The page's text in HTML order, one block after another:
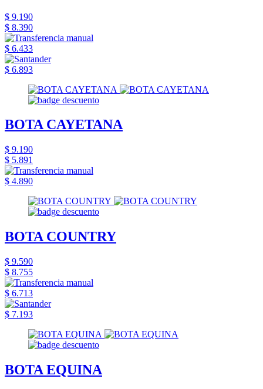
$ 9.190
$ 8.390
$ 6.433
$ 6.893
BOTA CAYETANA
$ 9.190
$ 5.891
$ 4.890
BOTA COUNTRY
$ 9.590
$ 8.755
$ 6.713
$ 7.193
BOTA EQUINA